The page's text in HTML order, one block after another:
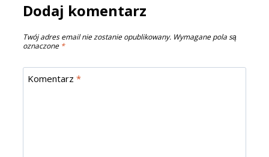
Dodaj komentarz
Twój adres email nie zostanie opublikowany. Wymagane pola są
oznaczone *
Komentarz *